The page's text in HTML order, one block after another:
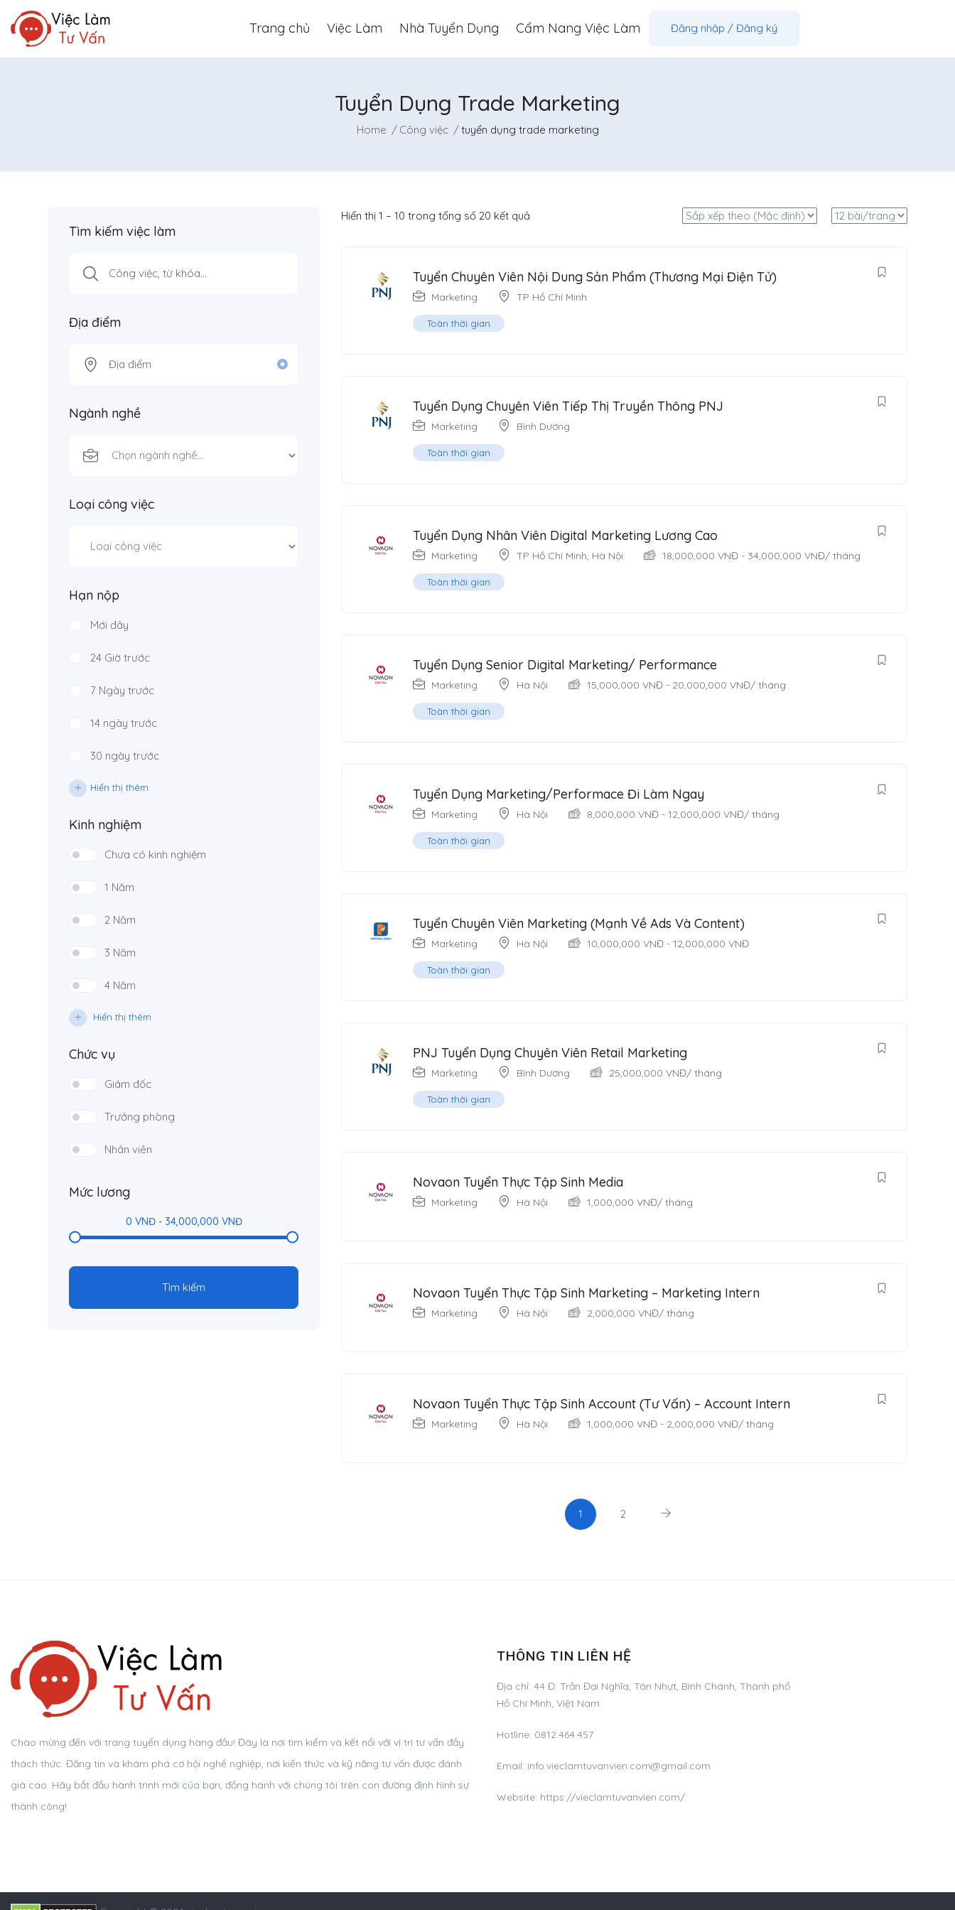
Trang chủ Việc Làm Nhà Tuyển Dụng Cẩm Nang Việc Làm Đăng nhập / Đăng ký
Tuyển Dụng Trade Marketing
Home Công việc tuyển dụng trade marketing
Tìm kiếm việc làm
Địa điểm
Ngành nghề
Loại công việc
Hạn nộp
Mới đây
24 Giờ trước
7 Ngày trước
14 ngày trước
30 ngày trước
Hiển thị thêm
Kinh nghiệm
Chưa có kinh nghiệm
1 Năm
2 Năm
3 Năm
4 Năm
Hiển thị thêm
Chức vụ
Giám đốc
Trưởng phòng
Nhân viên
Mức lương
0 VNĐ - 34,000,000 VNĐ
Tìm kiếm
Hiển thị1 –10 trong tổng số 20 kết quả
Tuyển Chuyên Viên Nội Dung Sản Phẩm (Thương Mại Điện Tử)
Marketing TP Hồ Chí Minh
Toàn thời gian
Tuyển Dụng Chuyên Viên Tiếp Thị Truyền Thông PNJ
Marketing Bình Dương
Toàn thời gian
Tuyển Dụng Nhân Viên Digital Marketing Lương Cao
Marketing TP Hồ Chí Minh, Hà Nội 18,000,000 VNĐ - 34,000,000 VNĐ/ tháng
Toàn thời gian
Tuyển Dụng Senior Digital Marketing/ Performance
Marketing Hà Nội 15,000,000 VNĐ - 20,000,000 VNĐ/ tháng
Toàn thời gian
Tuyển Dụng Marketing/Performace Đi Làm Ngay
Marketing Hà Nội 8,000,000 VNĐ - 12,000,000 VNĐ/ tháng
Toàn thời gian
Tuyển Chuyên Viên Marketing (Mạnh Về Ads Và Content)
Marketing Hà Nội 10,000,000 VNĐ - 12,000,000 VNĐ
Toàn thời gian
PNJ Tuyển Dụng Chuyên Viên Retail Marketing
Marketing Bình Dương 25,000,000 VNĐ/ tháng
Toàn thời gian
Novaon Tuyển Thực Tập Sinh Media
Marketing Hà Nội 1,000,000 VNĐ/ tháng
Novaon Tuyển Thực Tập Sinh Marketing – Marketing Intern
Marketing Hà Nội 2,000,000 VNĐ/ tháng
Novaon Tuyển Thực Tập Sinh Account (Tư Vấn) – Account Intern
Marketing Hà Nội 1,000,000 VNĐ - 2,000,000 VNĐ/ tháng
1 2
Chào mừng đến với trang tuyển dụng hàng đầu! Đây là nơi tìm kiếm và kết nối với vị trí tư vấn đầy
thách thức. Đăng tin và khám phá cơ hội nghề nghiệp, nơi kiến thức và kỹ năng tư vấn được đánh
giá cao. Hãy bắt đầu hành trình mới của bạn, đồng hành với chúng tôi trên con đường định hình sự
thành công!
THÔNG TIN LIÊN HỆ
Địa chỉ: 44 Đ. Trần Đại Nghĩa, Tân Nhựt, Bình Chánh, Thành phố
Hồ Chí Minh, Việt Nam
Hotline: 0812.464.457
Email: info.vieclamtuvanvien.com@gmail.com
Website: https://vieclamtuvanvien.com/